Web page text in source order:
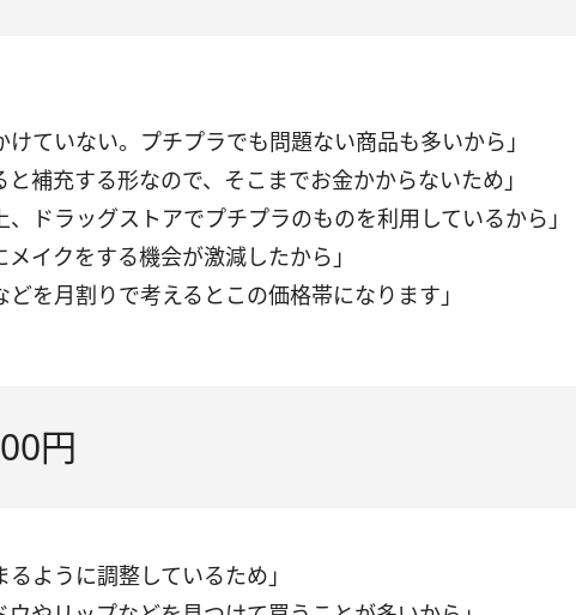
けていない。プチプラでも問題ない商品も多いから」
補充する形なので、そこまでお金かからないため」
、ドラッグストアでプチプラのものを利用しているから」
イクをする機会が激減したから」
を月割りで考えるとこの価格帯になります」
円
ように調整しているため」